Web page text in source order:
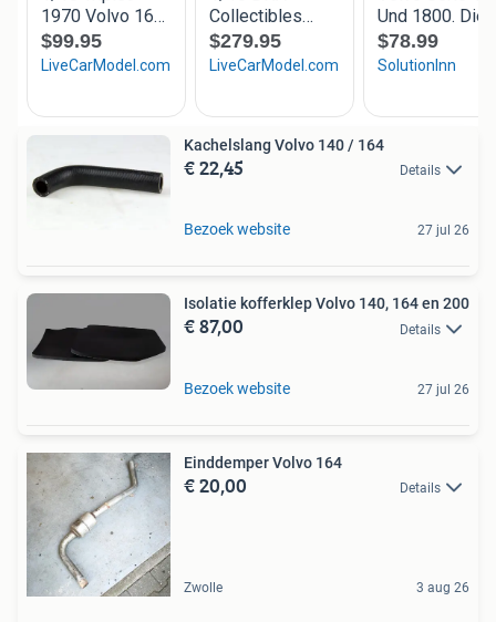
Kachelslang Volvo 140 / 164
€ 22,45 Details
Bezoek website 27 jul 26
Isolatie kofferklep Volvo 140, 164 en 200
€ 87,00 Details
Bezoek website 27 jul 26
Einddemper Volvo 164
€ 20,00 Details
Zwolle 3 aug 26